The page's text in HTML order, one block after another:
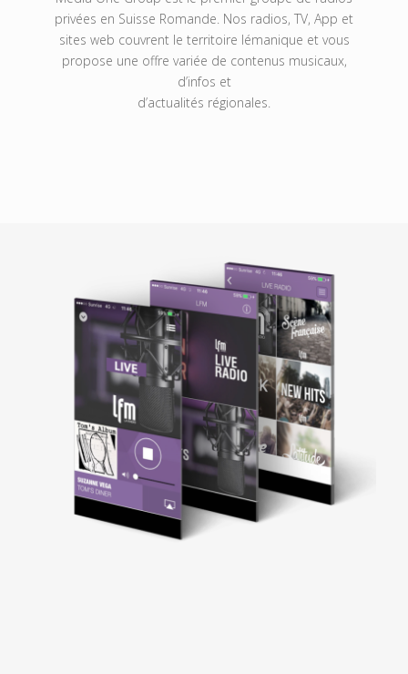
privées en Suisse Romande. Nos radios, TV, App et
sites web couvrent le territoire lémanique et vous
propose une offre variée de contenus musicaux,
d’infos et
d’actualités régionales.